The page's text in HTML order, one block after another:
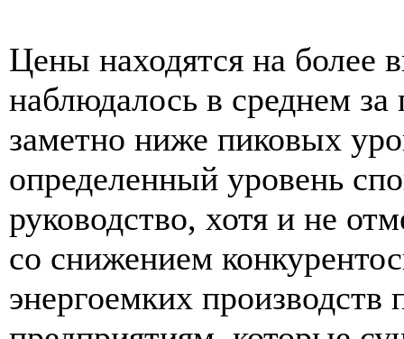
Цены находятся на более
наблюдалось в среднем
заметно ниже пиковых
определенный уровень
руководство, хотя и не
со снижением
энергоемких